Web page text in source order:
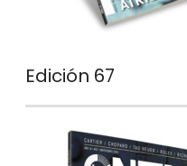
Edición 67